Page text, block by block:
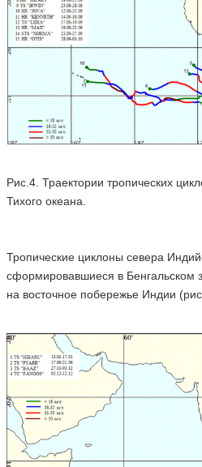
Рис.4. Траектории тропических
Тихого океана.
Тропические циклоны севера
сформировавшиеся в Бенгальском
на восточное побережье Индии